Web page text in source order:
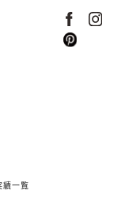
績一覧